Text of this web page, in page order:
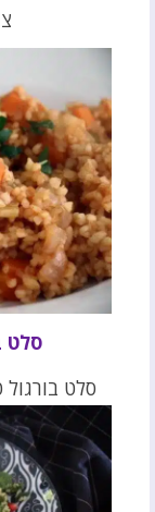
סלט
סלט